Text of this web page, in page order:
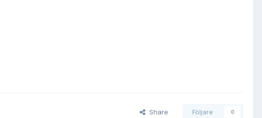
Share Följare 0